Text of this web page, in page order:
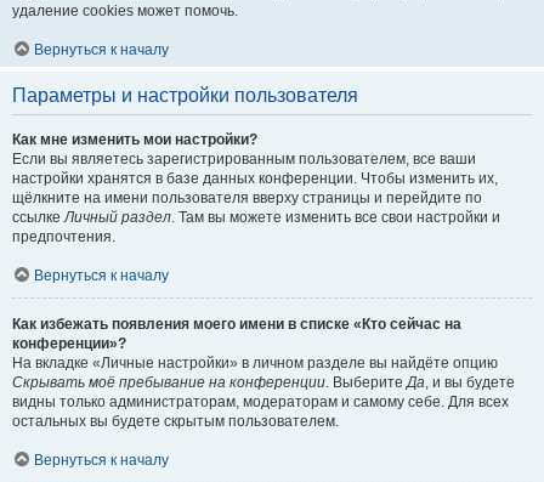
удаление cookies может помочь.
Вернуться к началу
Параметры и настройки пользователя
Как мне изменить мои настройки?
Если вы являетесь зарегистрированным пользователем, все ваши
настройки хранятся в базе данных конференции. Чтобы изменить их,
щёлкните на имени пользователя вверху страницы и перейдите по
ссылкеЛичный раздел. Там вы можете изменить все свои настройки и
предпочтения.
Вернуться к началу
Как избежать появления моего имени в списке «Кто сейчас на
конференции»?
На вкладке «Личные настройки» в личном разделе вы найдёте опцию
Скрывать моё пребывание на конференции. ВыберитеДа, и вы будете
видны только администраторам, модераторам и самому себе. Для всех
остальных вы будете скрытым пользователем.
Вернуться к началу